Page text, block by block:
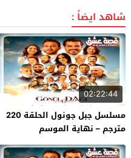
شاهد ايضاً :
02:22:44
مسلسل جبل جونول الحلقة 220
مترجم – نهاية الموسم